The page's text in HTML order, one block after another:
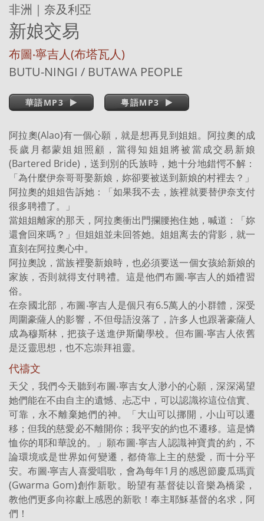
非洲｜奈及利亞
新娘交易
布圖‧寧吉人(布塔瓦人)
BUTU-NINGI / BUTAWA PEOPLE
華語MP3 粵語MP3
阿拉奧(Alao)有一個心願，就是想再見到姐姐。阿拉奧的成
長歲月都蒙姐姐照顧，當得知姐姐將被當成交易新娘
(Bartered Bride)，送到別的氏族時，她十分地錯愕不解：
「為什麼伊奈哥哥娶新娘，妳卻要被送到新娘的村裡去？」
阿拉奧的姐姐告訴她：「如果我不去，族裡就要替伊奈支付
很多聘禮了。」
當姐姐離家的那天，阿拉奧衝出門攔腰抱住她，喊道：「妳
還會回來嗎？」但姐姐並未回答她。姐姐离去的背影，就一
直刻在阿拉奧心中。
阿拉奧說，當族裡娶新娘時，也必須要送一個女孩給新娘的
家族，否則就得支付聘禮。這是他們布圖‧寧吉人的婚禮習
俗。
在奈國北部，布圖‧寧吉人是個只有6.5萬人的小群體，深受
周圍豪薩人的影響，不但母語沒落了，許多人也跟著豪薩人
成為穆斯林，把孩子送進伊斯蘭學校。但布圖‧寧吉人依舊
是泛靈思想，也不忘崇拜祖靈。
代禱文
天父，我們今天聽到布圖‧寧吉女人渺小的心願，深深渴望
她們能在不由自主的遺憾、忐忑中，可以認識祢這位信實、
可靠，永不離棄她們的神。「大山可以挪開，小山可以遷
移；但我的慈愛必不離開你；我平安的約也不遷移。這是憐
恤你的耶和華說的。」願布圖‧寧吉人認識神寶貴的約，不
論環境或是世界如何變遷，都倚靠上主的慈愛，而十分平
安。布圖‧寧吉人喜愛唱歌，會為每年1月的感恩節慶瓜瑪貢
(Gwarma Gom)創作新歌。盼望有基督徒以音樂為橋梁，
教他們更多向祢獻上感恩的新歌！奉主耶穌基督的名求，阿
們！